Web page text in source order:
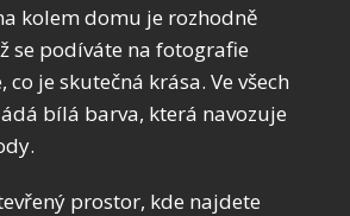
kolem domu je rozhodně
se podíváte na fotografie
je skutečná krása. Ve všech
bílá barva, která navozuje
prostor, kde najdete